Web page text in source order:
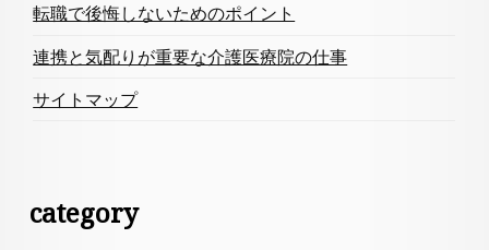
転職で後悔しないためのポイント
連携と気配りが重要な介護医療院の仕事
サイトマップ
category